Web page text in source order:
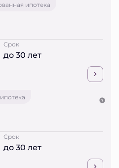
ипотека
Срок
до 30 лет
Срок
до 30 лет